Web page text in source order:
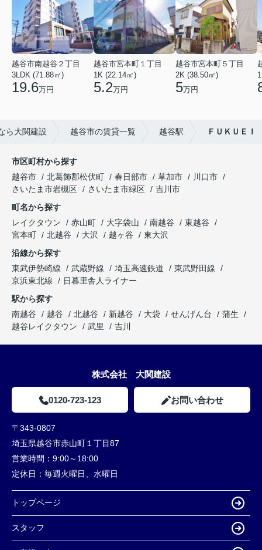
越谷市南越谷２丁目
3LDK (71.88㎡)
19.6万円
越谷市宮本町１丁目
1K (22.14㎡)
5.2万円
越谷市宮本町５丁目
2K (38.50㎡)
5万円
ら大関建設 越谷市の賃貸一覧 越谷駅 ＦＵＫＵＥＩ
市区町村から探す
越谷市
北葛飾郡松伏町 春日部市 草加市
川口市
さいたま市岩槻区
さいたま市緑区
吉川市
町名から探す
レイクタウン
赤山町 大字袋山 南越谷
東越谷
宮本町
北越谷 大沢 越ヶ谷
東大沢
沿線から探す
東武伊勢崎線
武蔵野線 埼玉高速鉄道
東武野田線
京浜東北線
日暮里舎人ライナー
駅から探す
南越谷
越谷 北越谷 新越谷 大袋 せんげん台
蒲生
越谷レイクタウン
武里 吉川
株式会社 大関建設
0120-723-123 お問い合わせ
〒343-0807
埼玉県越谷市赤山町１丁目87
営業時間： 9:00～18:00
定休日： 毎週火曜日、水曜日
トップページ
スタッフ